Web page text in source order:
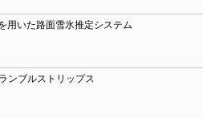
用いた路面雪氷推定システム
ンブルストリップス